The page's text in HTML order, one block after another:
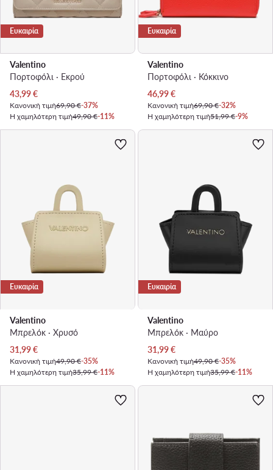
Ευκαιρία
Valentino
Πορτοφόλι · Εκρού
Τρέχουσα τιμή
43,99€
Κανονική τιμή69,90 €-37%
Η χαμηλότερη τιμή49,90 €-11%
Ευκαιρία
Valentino
Πορτοφόλι · Κόκκινο
Τρέχουσα τιμή
46,99€
Κανονική τιμή69,90 €-32%
Η χαμηλότερη τιμή51,99 €-9%
Ευκαιρία
Valentino
Μπρελόκ · Χρυσό
Τρέχουσα τιμή
31,99€
Κανονική τιμή49,90 €-35%
Η χαμηλότερη τιμή35,99 €-11%
Ευκαιρία
Valentino
Μπρελόκ · Μαύρο
Τρέχουσα τιμή
31,99€
Κανονική τιμή49,90 €-35%
Η χαμηλότερη τιμή35,99 €-11%